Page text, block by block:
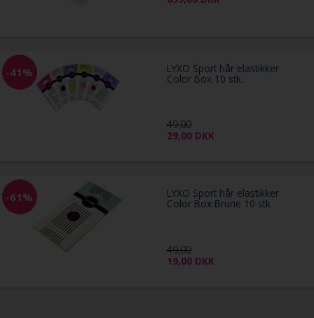
-41% LYXO Sport hår elastikker
Color Box 10 stk.
49,00
29,00 DKK
-61% LYXO Sport hår elastikker
Color Box Brune 10 stk
49,00
19,00 DKK